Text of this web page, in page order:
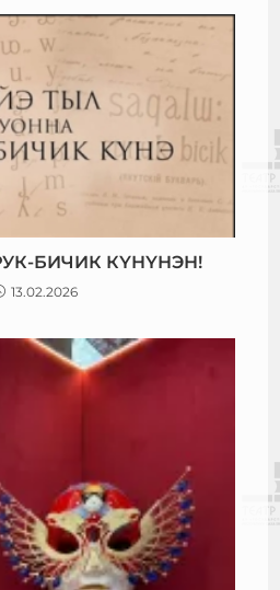
БИЧИК КҮНҮНЭН!
13.02.2026